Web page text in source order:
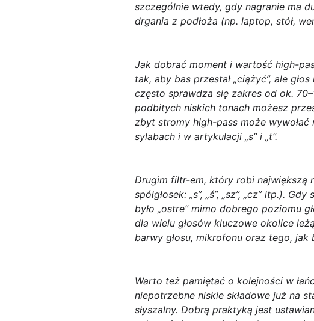
szczególnie wtedy, gdy nagranie ma
drgania z podłoża (np. laptop, stół,
Jak dobrać moment i wartość high-
tak, aby bas przestał „ciążyć”, ale
często sprawdza się zakres od ok.
podbitych niskich tonach możesz
zbyt stromy high-pass może
sylabach i w artykulacji „s” i „t”.
Drugim filtr-em, który robi największą
spółgłosek: „s”, „ś”, „sz”, „cz” itp.).
było „ostre” mimo dobrego poziomu
dla wielu głosów kluczowe okolice
barwy głosu, mikrofonu oraz tego, jak
Warto też pamiętać o kolejności w
niepotrzebne niskie składowe już na
słyszalny. Dobrą praktyką jest